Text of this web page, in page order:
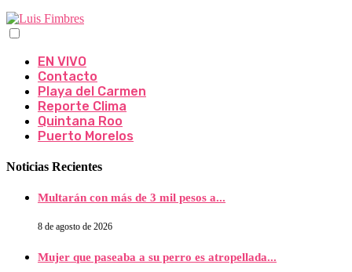
EN VIVO
Contacto
Playa del Carmen
Reporte Clima
Quintana Roo
Puerto Morelos
Noticias Recientes
Multarán con más de 3 mil pesos a...
8 de agosto de 2026
Mujer que paseaba a su perro es atropellada...